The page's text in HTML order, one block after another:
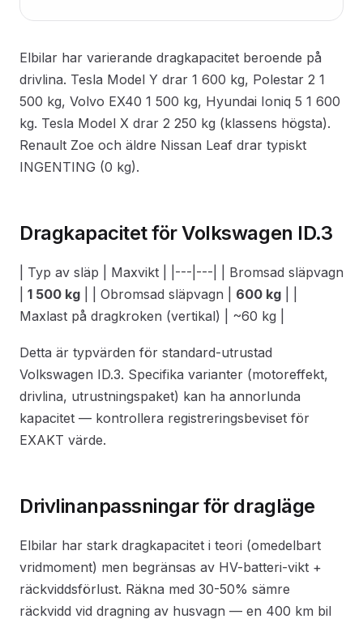
Elbilar har varierande dragkapacitet beroende på
drivlina. Tesla Model Y drar 1 600 kg, Polestar 2 1
500 kg, Volvo EX40 1 500 kg, Hyundai Ioniq 5 1 600
kg. Tesla Model X drar 2 250 kg (klassens högsta).
Renault Zoe och äldre Nissan Leaf drar typiskt
INGENTING (0 kg).
Dragkapacitet för Volkswagen ID.3
| Typ av släp | Maxvikt | |---|---| | Bromsad släpvagn
1 500 kg | | Obromsad släpvagn | 600 kg
Maxlast på dragkroken (vertikal) | ~60 kg |
Detta är typvärden för standard-utrustad
Volkswagen ID.3. Specifika varianter (motoreffekt,
drivlina, utrustningspaket) kan ha annorlunda
kapacitet — kontrollera registreringsbeviset för
EXAKT värde.
Drivlinanpassningar för dragläge
Elbilar har stark dragkapacitet i teori (omedelbart
vridmoment) men begränsas av HV-batteri-vikt +
räckviddsförlust. Räkna med 30-50% sämre
räckvidd vid dragning av husvagn — en 400 km bil